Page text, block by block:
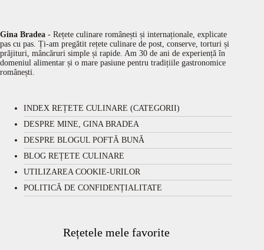
Gina Bradea - Rețete culinare românești și internaționale, explicate
pas cu pas. Ți-am pregătit rețete culinare de post, conserve, torturi și
prăjituri, mâncăruri simple și rapide. Am 30 de ani de experiență în
domeniul alimentar și o mare pasiune pentru tradițiile gastronomice
românești.
INDEX REȚETE CULINARE (CATEGORII)
DESPRE MINE, GINA BRADEA
DESPRE BLOGUL POFTĂ BUNĂ
BLOG REȚETE CULINARE
UTILIZAREA COOKIE-URILOR
POLITICĂ DE CONFIDENȚIALITATE
Rețetele mele favorite